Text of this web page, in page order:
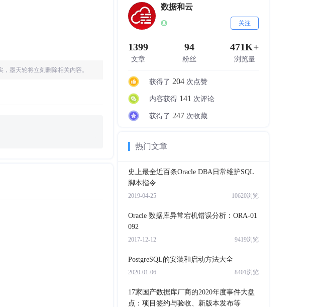
，墨天轮将立刻删除相关内容。
数据和云
关注
1399
文章
94
粉丝
471K+
浏览量
获得了 204 次点赞
内容获得 141 次评论
获得了 247 次收藏
热门文章
史上最全近百条Oracle DBA日常维护SQL
脚本指令
2019-04-25 10620浏览
Oracle 数据库异常宕机错误分析：ORA-01
092
2017-12-12 9419浏览
PostgreSQL的安装和启动方法大全
2020-01-06 8401浏览
17家国产数据库厂商的2020年度事件大盘
点：项目签约与验收、新版本发布等